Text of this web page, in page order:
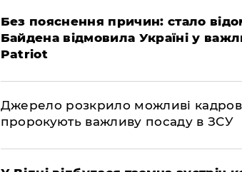
​Без пояснення причин: стало
Байдена відмовила Україні у
Patriot
​Джерело розкрило можливі
пророкують важливу посаду в ЗСУ